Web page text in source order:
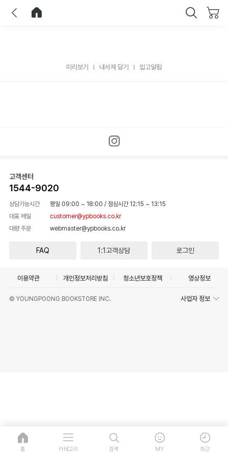
미리보기 내서재 담기 입고알림
고객센터
1544-9020
상담가능시간 평일 09:00 ~ 18:00 / 점심시간 12:15 ~ 13:15
대표 메일
customer@ypbooks.co.kr
대량 주문
webmaster@ypbooks.co.kr
FAQ 1:1고객상담 로그인
이용약관 개인정보처리방침 청소년보호정책 영상정보
© YOUNGPOONG BOOKSTORE INC. 사업자 정보
홈 카테고리 검색 MY 최근